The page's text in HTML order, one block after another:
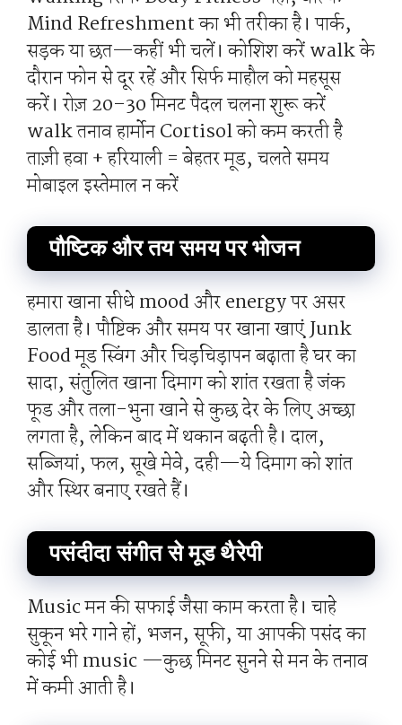
Mind Refreshment का भी तरीका है। पार्क,
सड़क या छत—कहीं भी चलें। कोशिश करें walk के
दौरान फोन से दूर रहें और सिर्फ माहौल को महसूस
करें। रोज़ 20–30 मिनट पैदल चलना शुरू करें
walk तनाव हार्मोन Cortisol को कम करती है
ताज़ी हवा + हरियाली = बेहतर मूड, चलते समय
मोबाइल इस्तेमाल न करें
पौष्टिक और तय समय पर भोजन
हमारा खाना सीधे mood और energy पर असर
डालता है। पौष्टिक और समय पर खाना खाएं Junk
Food मूड स्विंग और चिड़चिड़ापन बढ़ाता है घर का
सादा, संतुलित खाना दिमाग को शांत रखता है जंक
फूड और तला-भुना खाने से कुछ देर के लिए अच्छा
लगता है, लेकिन बाद में थकान बढ़ती है। दाल,
सब्जियां, फल, सूखे मेवे, दही—ये दिमाग को शांत
और स्थिर बनाए रखते हैं।
पसंदीदा संगीत से मूड थैरेपी
Music मन की सफाई जैसा काम करता है। चाहे
सुकून भरे गाने हों, भजन, सूफी, या आपकी पसंद का
कोई भी music —कुछ मिनट सुनने से मन के तनाव
में कमी आती है।